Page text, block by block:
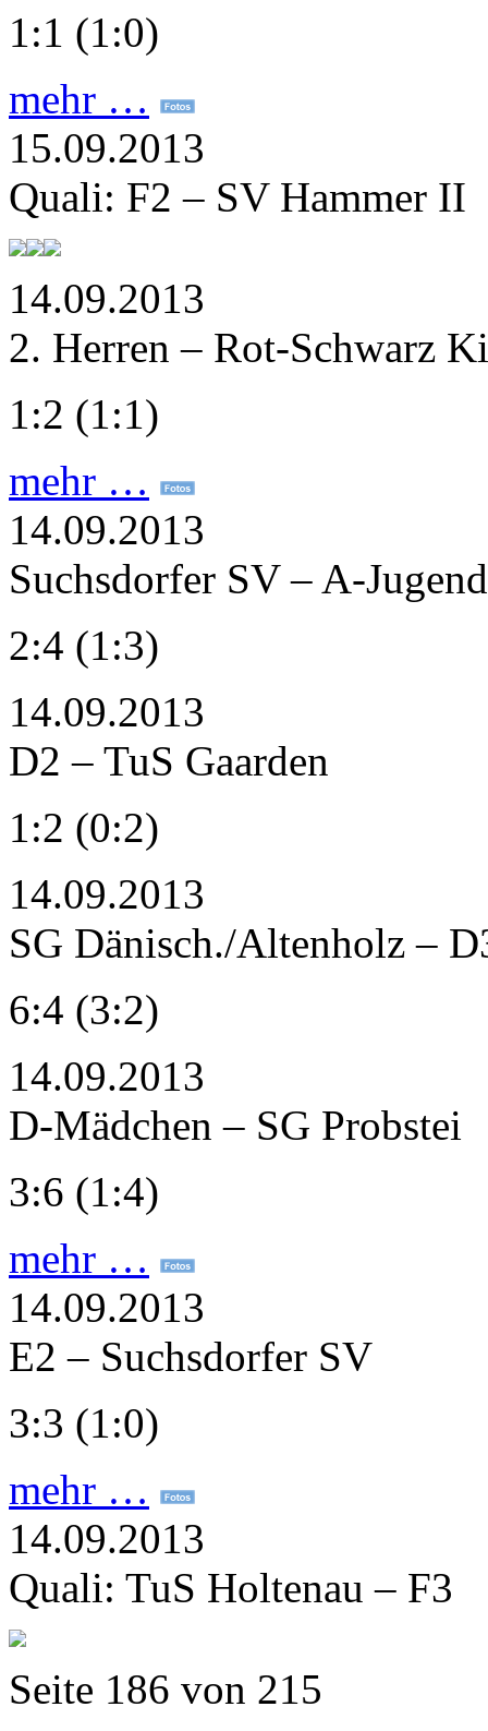
1:1 (1:0)
mehr …
15.09.2013
Quali: F2 – SV Hammer II
14.09.2013
2. Herren – Rot-Schwarz
1:2 (1:1)
mehr …
14.09.2013
Suchsdorfer SV – A-Jugend
2:4 (1:3)
14.09.2013
D2 – TuS Gaarden
1:2 (0:2)
14.09.2013
SG Dänisch./Altenholz –
6:4 (3:2)
14.09.2013
D-Mädchen – SG Probstei
3:6 (1:4)
mehr …
14.09.2013
E2 – Suchsdorfer SV
3:3 (1:0)
mehr …
14.09.2013
Quali: TuS Holtenau – F3
Seite 186 von 215